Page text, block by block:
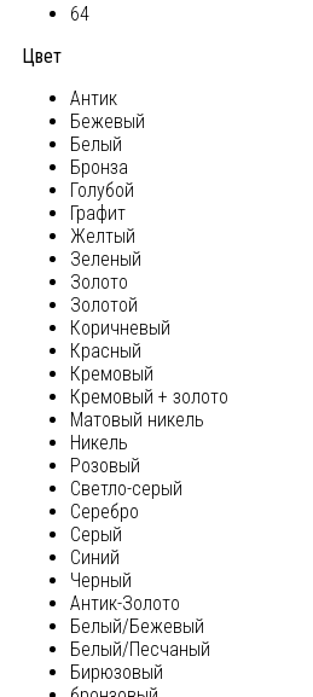
64
Цвет
Антик
Бежевый
Белый
Бронза
Голубой
Графит
Желтый
Зеленый
Золото
Золотой
Коричневый
Красный
Кремовый
Кремовый + золото
Матовый никель
Никель
Розовый
Светло-серый
Серебро
Серый
Синий
Черный
Антик-Золото
Белый/Бежевый
Белый/Песчаный
Бирюзовый